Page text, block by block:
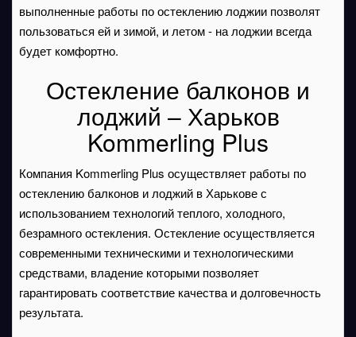
выполненные работы по остеклению лоджии позволят
пользоваться ей и зимой, и летом - на лоджии всегда
будет комфортно.
Остекление балконов и
лоджий – Харьков
Kommerling Plus
Компания Kommerling Plus осуществляет работы по
остеклению балконов и лоджий в Харькове с
использованием технологий теплого, холодного,
безрамного остекления. Остекление осуществляется
современными техническими и технологическими
средствами, владение которыми позволяет
гарантировать соответствие качества и долговечность
результата.